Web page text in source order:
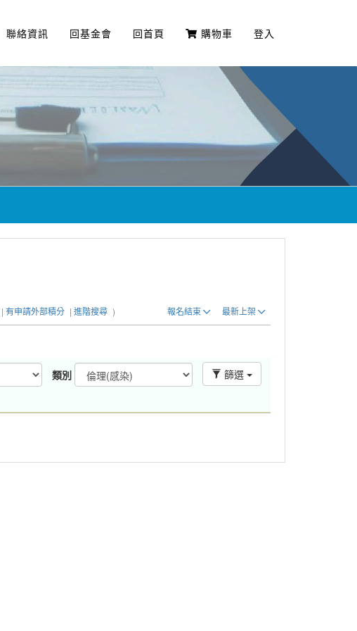
聯絡資訊 回基金會 回首頁 購物車 登入
報名結束 最新上架
| 有申請外部積分 | 進階搜尋 )
類別 篩選